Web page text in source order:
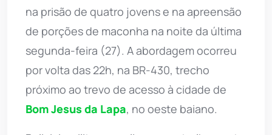
na prisão de quatro jovens e na apreensão
de porções de maconha na noite da última
segunda-feira (27). A abordagem ocorreu
por volta das 22h, na BR-430, trecho
próximo ao trevo de acesso à cidade de
Bom Jesus da Lapa, no oeste baiano.